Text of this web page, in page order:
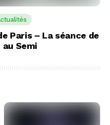
Paris – La séance de
Semi